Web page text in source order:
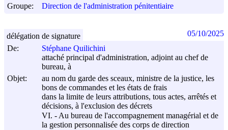
Groupe:
Direction de l'administration pénitentiaire
De:
Stéphane Quilichini
attaché principal d'administration, adjoint au chef de
bureau, à
Objet:
au nom du garde des sceaux, ministre de la justice, les
bons de commandes et les états de frais
dans la limite de leurs attributions, tous actes, arrêtés et
décisions, à l'exclusion des décrets
VI. - Au bureau de l'accompagnement managérial et de
la gestion personnalisée des corps de direction
délégation de signature 05/10/2025